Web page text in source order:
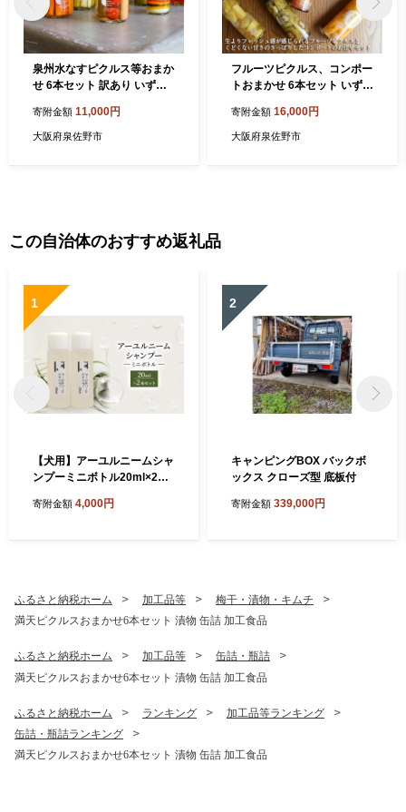
泉州水なすピクルス等おまか
せ 6本セット 訳あり いずみ
寄附金額 11,000円
大阪府泉佐野市
フルーツピクルス、コンポー
トおまかせ 6本セット いずみ
寄附金額 16,000円
大阪府泉佐野市
この自治体のおすすめ返礼品
1
【犬用】アーユルニームシャ
ンプーミニボトル20ml×2本
プー 雑貨 日用品 犬用シャン
寄附金額 4,000円
2
キャンピングBOX バックボ
ックス クローズ型 底板付
寄附金額 339,000円
ふるさと納税ホーム 加工品等
梅干・漬物・キムチ
満天ピクルスおまかせ6本セット 漬物 缶詰 加工食品
ふるさと納税ホーム 加工品等
缶詰・瓶詰
満天ピクルスおまかせ6本セット 漬物 缶詰 加工食品
ふるさと納税ホーム ランキング
加工品等ランキング
缶詰・瓶詰ランキング
満天ピクルスおまかせ6本セット 漬物 缶詰 加工食品